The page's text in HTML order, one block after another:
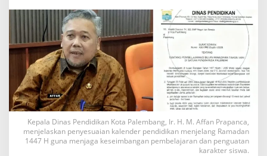
e
a
n
g
A
t
u
r
U
l
a
Kepala Dinas Pendidikan Kota Palembang, Ir. H. M. Affan Prapanca,
menjelaskan penyesuaian kalender pendidikan menjelang Ramadan
1447 H guna menjaga keseimbangan pembelajaran dan penguatan
karakter siswa.